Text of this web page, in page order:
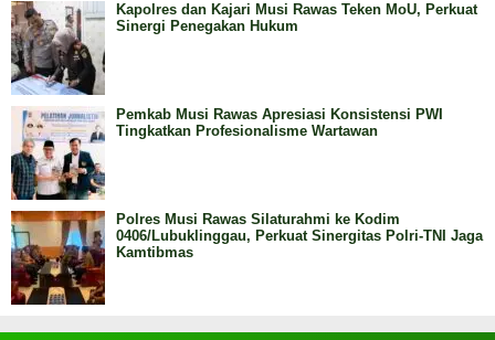
Kapolres dan Kajari Musi Rawas Teken MoU, Perkuat
Sinergi Penegakan Hukum
Pemkab Musi Rawas Apresiasi Konsistensi PWI
Tingkatkan Profesionalisme Wartawan
Polres Musi Rawas Silaturahmi ke Kodim
0406/Lubuklinggau, Perkuat Sinergitas Polri-TNI Jaga
Kamtibmas